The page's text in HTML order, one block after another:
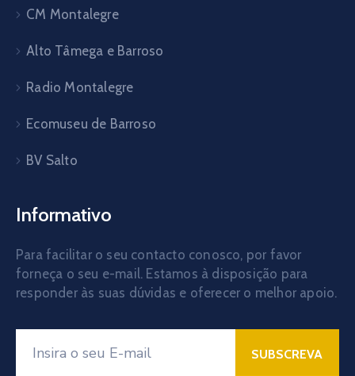
CM Montalegre
Alto Tâmega e Barroso
Radio Montalegre
Ecomuseu de Barroso
BV Salto
Informativo
Para facilitar o seu contacto conosco, por favor
forneça o seu e-mail. Estamos à disposição para
responder às suas dúvidas e oferecer o melhor apoio.